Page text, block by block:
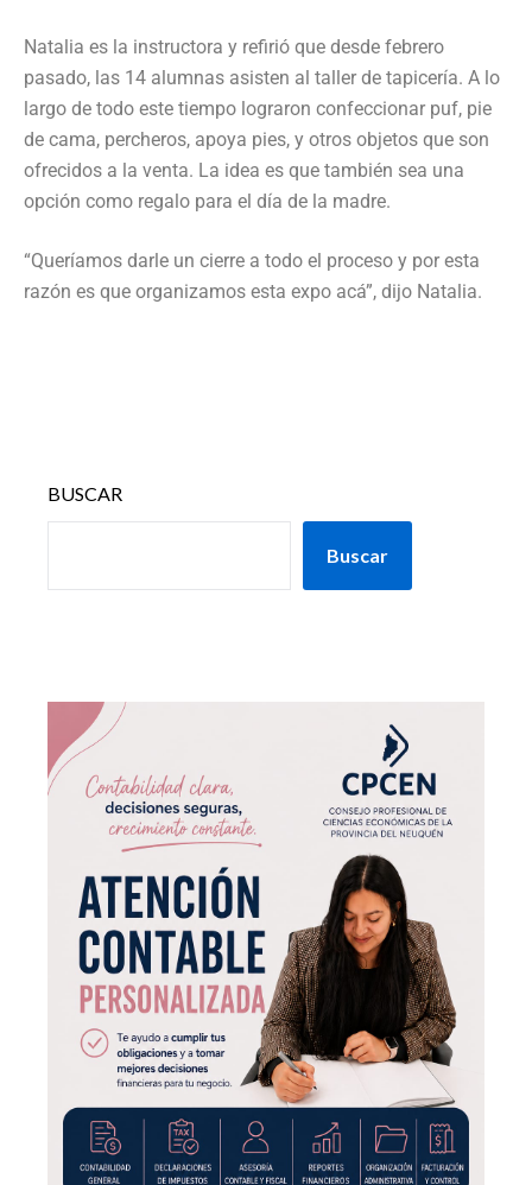
Natalia es la instructora y refirió que desde febrero
pasado, las 14 alumnas asisten al taller de tapicería. A lo
largo de todo este tiempo lograron confeccionar puf, pie
de cama, percheros, apoya pies, y otros objetos que son
ofrecidos a la venta. La idea es que también sea una
opción como regalo para el día de la madre.
“Queríamos darle un cierre a todo el proceso y por esta
razón es que organizamos esta expo acá”, dijo Natalia.
BUSCAR
Buscar